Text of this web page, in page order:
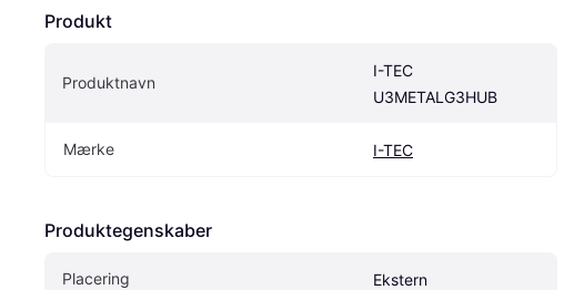
Produkt
Produktnavn
I-TEC
U3METALG3HUB
Mærke I-TEC
Produktegenskaber
Placering Ekstern